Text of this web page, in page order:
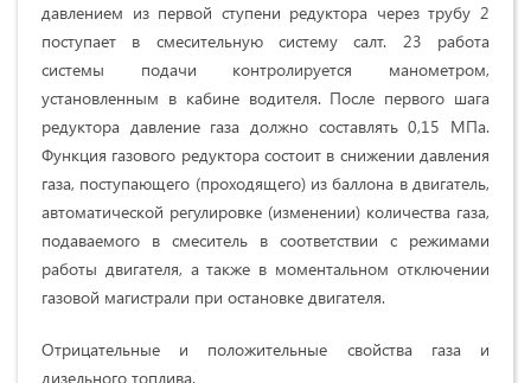
давлением из первой ступени редуктора через трубу 2
поступает в смесительную систему салт. 23 работа
системы подачи контролируется манометром,
установленным в кабине водителя. После первого шага
редуктора давление газа должно составлять 0,15 МПа.
Функция газового редуктора состоит в снижении давления
газа, поступающего (проходящего) из баллона в двигатель,
автоматической регулировке (изменении) количества газа,
подаваемого в смеситель в соответствии с режимами
работы двигателя, а также в моментальном отключении
газовой магистрали при остановке двигателя.
Отрицательные и положительные свойства газа и
дизельного топлива.